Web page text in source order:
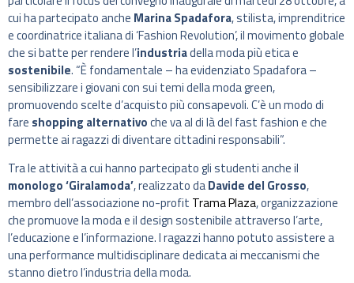
cui ha partecipato anche Marina Spadafora, stilista, imprenditrice
e coordinatrice italiana di ‘Fashion Revolution’, il movimento globale
che si batte per rendere l’industriadella moda più etica e
sostenibile. “È fondamentale – ha evidenziato Spadafora –
sensibilizzare i giovani con sui temi della moda green,
promuovendo scelte d’acquisto più consapevoli. C’è un modo di
fare shopping alternativoche va al di là del fast fashion e che
permette ai ragazzi di diventare cittadini responsabili”.
Tra le attività a cui hanno partecipato gli studenti anche il
monologo ‘Giralamoda’, realizzato daDavide del Grosso,
membro dell’associazione no-profit Trama Plaza, organizzazione
che promuove la moda e il design sostenibile attraverso l’arte,
l’educazione e l’informazione. I ragazzi hanno potuto assistere a
una performance multidisciplinare dedicata ai meccanismi che
stanno dietro l’industria della moda.